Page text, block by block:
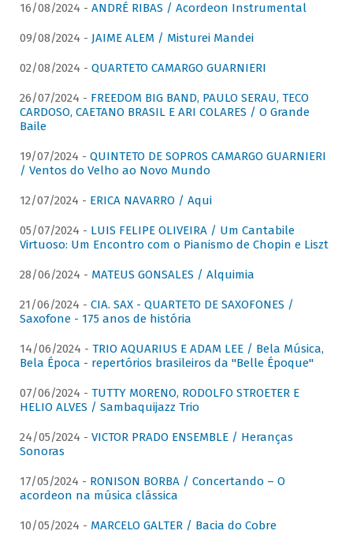
16/08/2024 - ANDRÉ RIBAS / Acordeon Instrumental
09/08/2024 - JAIME ALEM / Misturei Mandei
02/08/2024 - QUARTETO CAMARGO GUARNIERI
26/07/2024 - FREEDOM BIG BAND, PAULO SERAU, TECO
CARDOSO, CAETANO BRASIL E ARI COLARES / O Grande
Baile
19/07/2024 - QUINTETO DE SOPROS CAMARGO GUARNIERI
/ Ventos do Velho ao Novo Mundo
12/07/2024 - ERICA NAVARRO / Aqui
05/07/2024 - LUIS FELIPE OLIVEIRA / Um Cantabile
Virtuoso: Um Encontro com o Pianismo de Chopin e Liszt
28/06/2024 - MATEUS GONSALES / Alquimia
21/06/2024 - CIA. SAX - QUARTETO DE SAXOFONES /
Saxofone - 175 anos de história
14/06/2024 - TRIO AQUARIUS E ADAM LEE / Bela Música,
Bela Época - repertórios brasileiros da "Belle Époque"
07/06/2024 - TUTTY MORENO, RODOLFO STROETER E
HELIO ALVES / Sambaquijazz Trio
24/05/2024 - VICTOR PRADO ENSEMBLE / Heranças
Sonoras
17/05/2024 - RONISON BORBA / Concertando – O
acordeon na música clássica
10/05/2024 - MARCELO GALTER / Bacia do Cobre